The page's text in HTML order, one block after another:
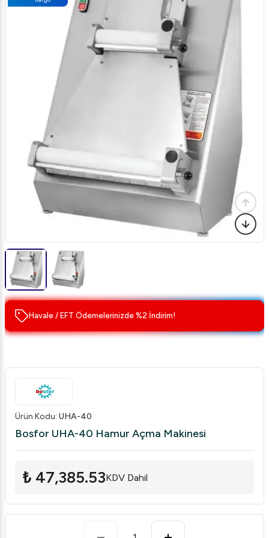
Havale / EFT Ödemelerinizde %2 İndirim!
Ürün Kodu: UHA-40
Bosfor UHA-40 Hamur Açma Makinesi
₺ 47,385.53KDV Dahil